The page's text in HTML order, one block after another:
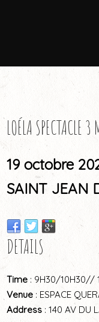
LOÉLA SPECTACLE
19 octobre
SAINT JEAN
DETAILS
Time : 9H30/10H30//
Venue : ESPACE
Address : 140 AV DU